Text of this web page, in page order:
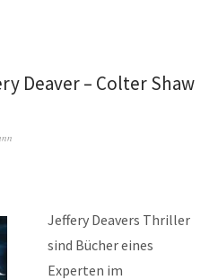
Deaver – Colter Shaw
Jeffery Deavers Thriller
sind Bücher eines
Experten im